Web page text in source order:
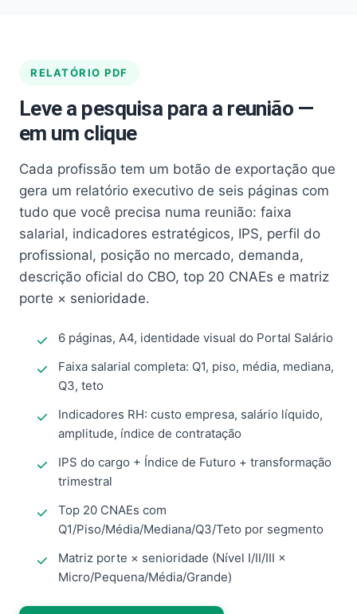
RELATÓRIO PDF
Leve a pesquisa para a reunião —
em um clique
Cada profissão tem um botão de exportação que
gera um relatório executivo de seis páginas com
tudo que você precisa numa reunião: faixa
salarial, indicadores estratégicos, IPS, perfil do
profissional, posição no mercado, demanda,
descrição oficial do CBO, top 20 CNAEs e matriz
porte × senioridade.
6 páginas, A4, identidade visual do Portal Salário
Faixa salarial completa: Q1, piso, média, mediana,
Q3, teto
Indicadores RH: custo empresa, salário líquido,
amplitude, índice de contratação
IPS do cargo + Índice de Futuro + transformação
trimestral
Top 20 CNAEs com
Q1/Piso/Média/Mediana/Q3/Teto por segmento
Matriz porte × senioridade (Nível I/II/III ×
Micro/Pequena/Média/Grande)